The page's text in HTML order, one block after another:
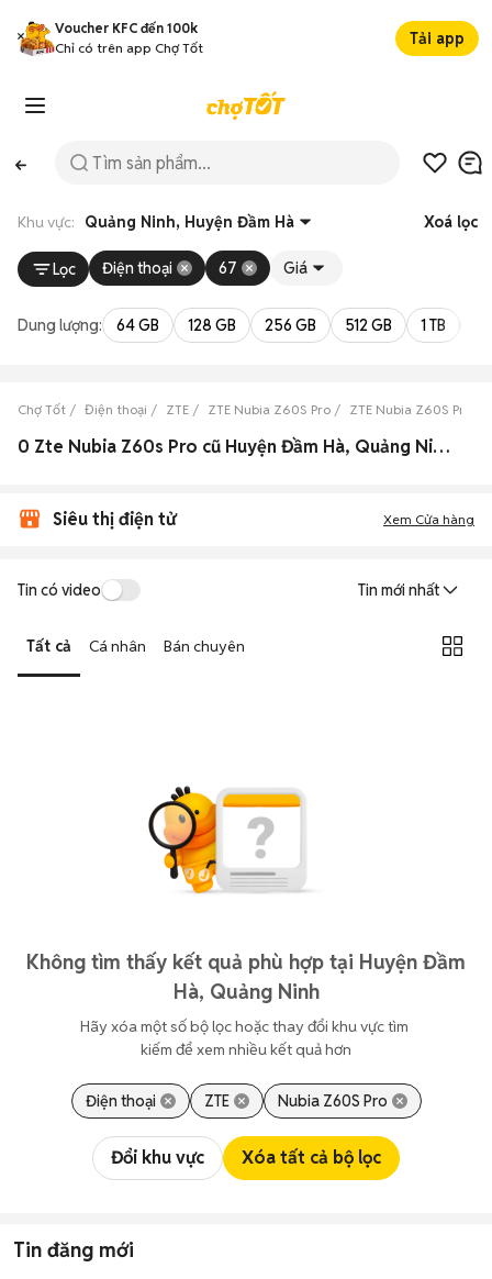
Voucher KFC đến 100k
Chỉ có trên app Chợ Tốt
Tải app
Khu vực: Quảng Ninh, Huyện Đầm Hà Xoá lọc
Lọc Điện thoại 67 Giá
Dung lượng: 64 GB 128 GB 256 GB 512 GB 1 TB
Chợ Tốt Điện thoại ZTE ZTE Nubia Z60S Pro ZTE Nubia Z60S Pro
0 Zte Nubia Z60s Pro cũ Huyện Đầm Hà, Quảng Ninh đẹp
Siêu thị điện tử Xem Cửa hàng
Tin có video Tin mới nhất
Tất cả Cá nhân Bán chuyên
Không tìm thấy kết quả phù hợp tại Huyện Đầm
Hà, Quảng Ninh
Hãy xóa một số bộ lọc hoặc thay đổi khu vực tìm
kiếm để xem nhiều kết quả hơn
Điện thoại ZTE Nubia Z60S Pro
Đổi khu vực Xóa tất cả bộ lọc
Tin đăng mới